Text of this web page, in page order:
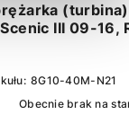
III 09-16,
8G10-40M-N21
Obecnie brak na